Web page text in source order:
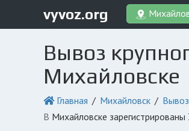
vyvoz.org
Вывоз
Михайловске
Главная Михайловск Вывоз
в Михайловске